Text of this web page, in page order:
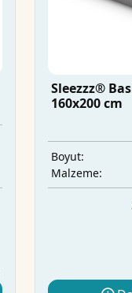
Sleezzz®
160x200 cm
Boyut:
Malzeme: